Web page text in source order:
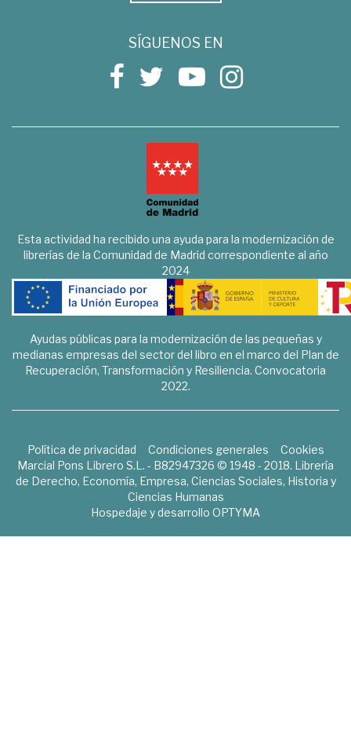
SÍGUENOS EN
Esta actividad ha recibido una ayuda para la modernización de
librerías de la Comunidad de Madrid correspondiente al año
2024
Ayudas públicas para la modernización de las pequeñas y
medianas empresas del sector del libro en el marco del Plan de
Recuperación, Transformación y Resiliencia. Convocatoria
2022.
Política de privacidad Condiciones generales
Cookies
Marcial Pons Librero S.L. - B82947326 © 1948 - 2018. Librería
de Derecho, Economía, Empresa, Ciencias Sociales, Historia y
Ciencias Humanas
Hospedaje y desarrollo OPTYMA